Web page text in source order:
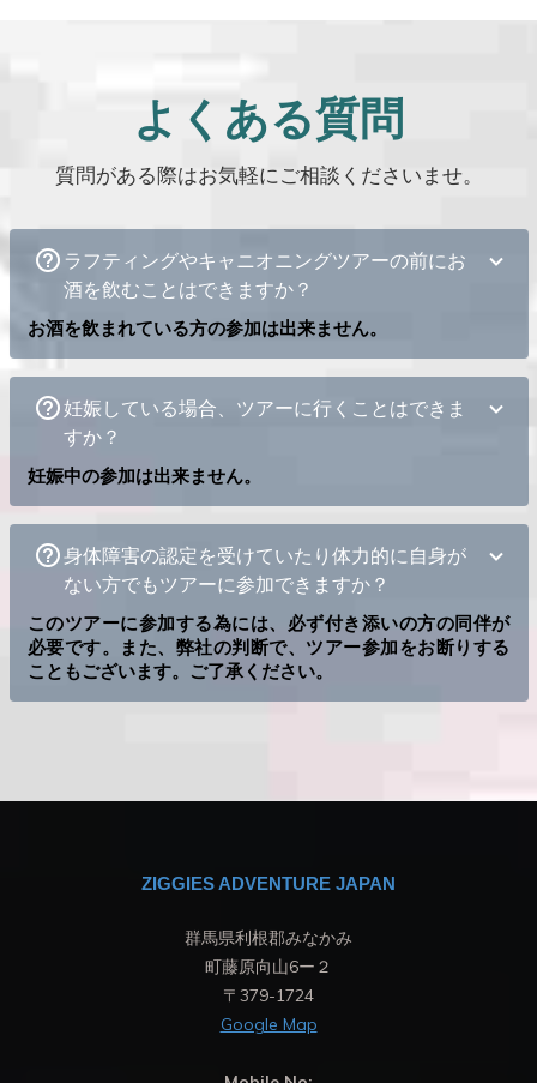
よくある質問
質問がある際はお気軽にご相談くださいませ。
ラフティングやキャニオニングツアーの前にお
酒を飲むことはできますか？
お酒を飲まれている方の参加は出来ません。
妊娠している場合、ツアーに行くことはできま
すか？
妊娠中の参加は出来ません。
身体障害の認定を受けていたり体力的に自身が
ない方でもツアーに参加できますか？
このツアーに参加する為には、必ず付き添いの方の同伴が
必要です。また、弊社の判断で、ツアー参加をお断りする
こともございます。ご了承ください。
ZIGGIES ADVENTURE JAPAN
群馬県利根郡みなかみ
町藤原向山6ー２
〒379-1724
Google Map